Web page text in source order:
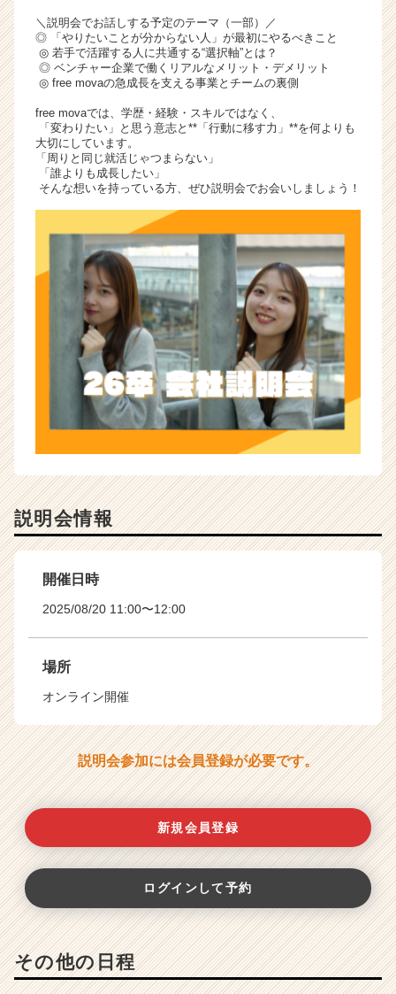
＼説明会でお話しする予定のテーマ（一部）／
◎ 「やりたいことが分からない人」が最初にやるべきこと
◎ 若手で活躍する人に共通する“選択軸”とは？
◎ ベンチャー企業で働くリアルなメリット・デメリット
◎ free movaの急成長を支える事業とチームの裏側
free movaでは、学歴・経験・スキルではなく、
「変わりたい」と思う意志と**「行動に移す力」**を何よりも
大切にしています。
「周りと同じ就活じゃつまらない」
「誰よりも成長したい」
そんな想いを持っている方、ぜひ説明会でお会いしましょう！
説明会情報
開催日時
2025/08/20 11:00〜12:00
場所
オンライン開催
説明会参加には会員登録が必要です。
新規会員登録
ログインして予約
その他の日程